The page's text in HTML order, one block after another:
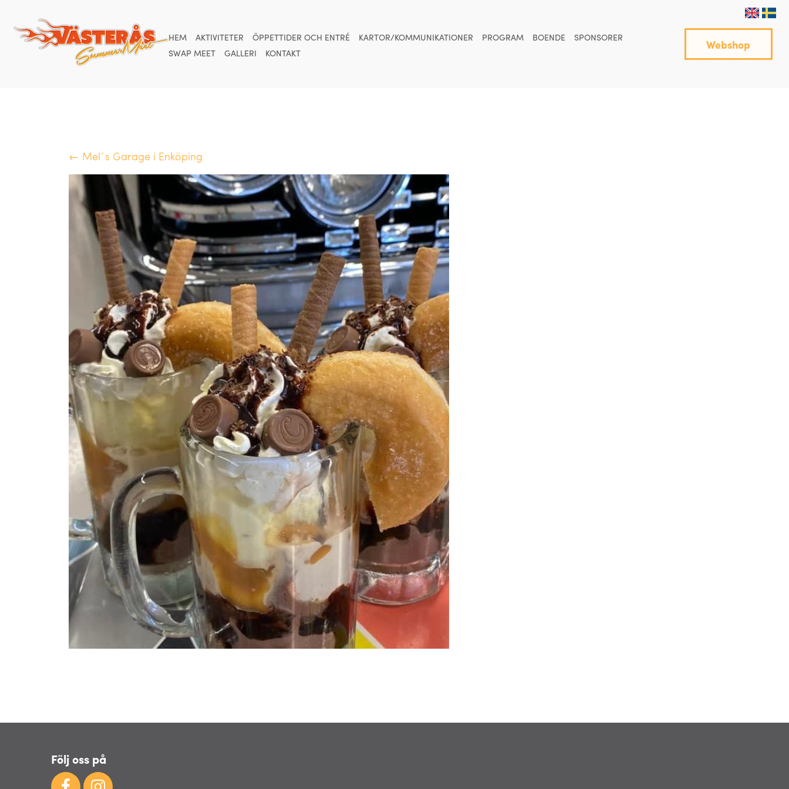
HEM AKTIVITETER ÖPPETTIDER OCH ENTRÉ KARTOR/KOMMUNIKATIONER PROGRAM BOENDE
SPONSORER
SWAP MEET
GALLERI KONTAKT
Webshop
← Mel´s Garage i Enköping
Följ oss på